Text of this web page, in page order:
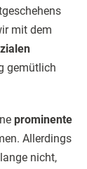
mit dem
gemütlich
prominente
Allerdings
nicht,